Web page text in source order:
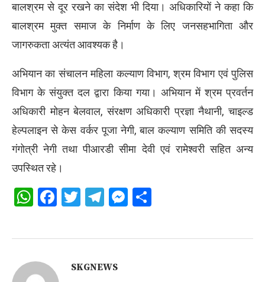
बालश्रम से दूर रखने का संदेश भी दिया। अधिकारियों ने कहा कि
बालश्रम मुक्त समाज के निर्माण के लिए जनसहभागिता और
जागरुकता अत्यंत आवश्यक है।
अभियान का संचालन महिला कल्याण विभाग, श्रम विभाग एवं पुलिस
विभाग के संयुक्त दल द्वारा किया गया। अभियान में श्रम प्रवर्तन
अधिकारी मोहन बेलवाल, संरक्षण अधिकारी प्रज्ञा नैथानी, चाइल्ड
हेल्पलाइन से केस वर्कर पूजा नेगी, बाल कल्याण समिति की सदस्य
गंगोत्री नेगी तथा पीआरडी सीमा देवी एवं रामेश्वरी सहित अन्य
उपस्थित रहे।
WhatsApp
Facebook
Twitter
Telegram
Messenger
SKGNEWS